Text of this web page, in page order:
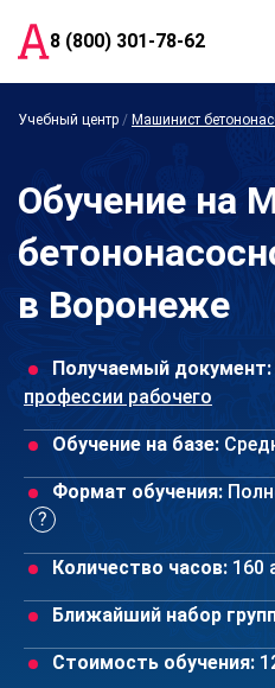
8 (800) 301-78-62
Учебный центр / Машинист
Обучение на
в Воронеже
Получаемый документ:
профессии рабочего
Обучение на базе:
Формат обучения:
Количество часов: 160
Ближайший набор
Стоимость обучения: